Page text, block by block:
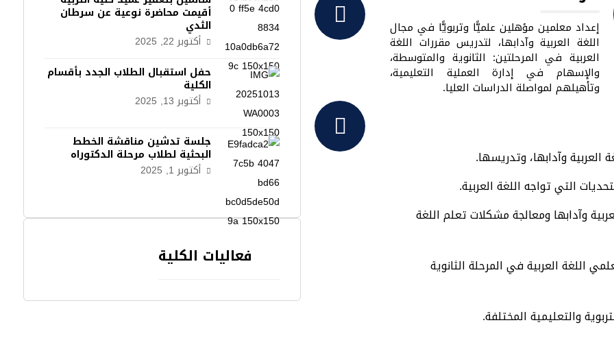
إعداد معلمين مؤهلين علميًّا وتربويًّا في مجال
اللغة العربية وآدابها، لتدريس مقررات اللغة
العربية في المرحلتين: الثانوية والمتوسطة،
والإسهام في إدارة العملية التعليمية،
وتأهيلهم لمواصلة الدراسات العليا.
وآدابها، وتدريسها.
التي تواجه اللغة العربية.
وآدابها ومعالجة مشكلات تعلم اللغة
اللغة العربية في المرحلة الثانوية
والتعليمية المختلفة.
أقيمت محاضرة نوعية عن سرطان
الثدي
أكتوبر 22, 2025
حفل استقبال الطلاب الجدد بأقسام
الكلية
أكتوبر 13, 2025
جلسة تدشين مناقشة الخطط
البحثية لطلاب مرحلة الدكتوراه
أكتوبر 1, 2025
فعاليات الكلية